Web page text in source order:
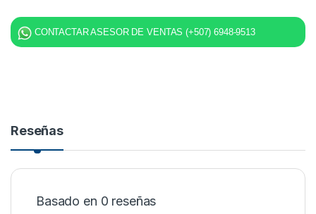
CONTACTAR ASESOR DE VENTAS (+507) 6948-9513
Reseñas
Basado en 0 reseñas